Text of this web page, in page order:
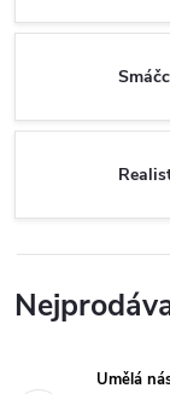
Umělá